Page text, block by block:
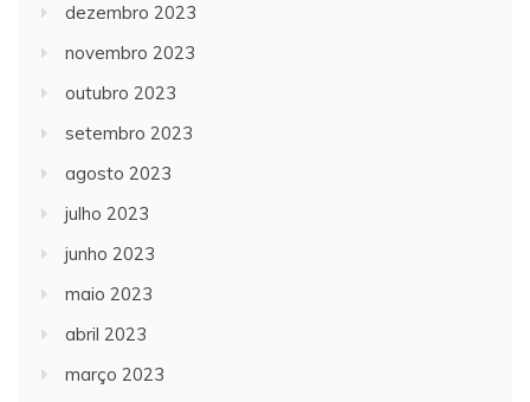
dezembro 2023
novembro 2023
outubro 2023
setembro 2023
agosto 2023
julho 2023
junho 2023
maio 2023
abril 2023
março 2023